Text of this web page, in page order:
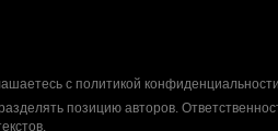
с политикой конфиденциальности
позицию авторов.